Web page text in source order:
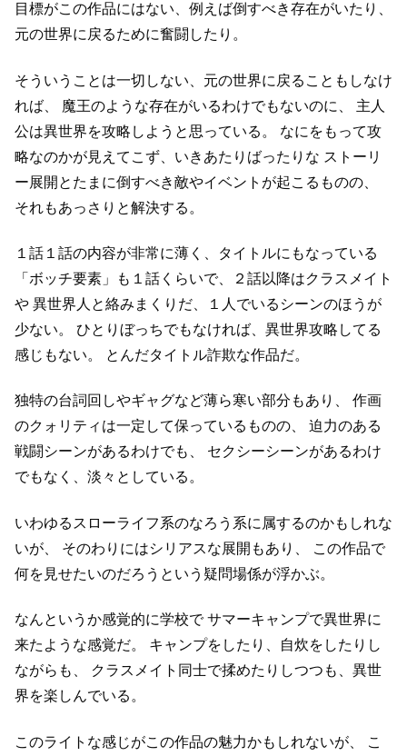
目標がこの作品にはない、例えば倒すべき存在がいたり、
元の世界に戻るために奮闘したり。
そういうことは一切しない、元の世界に戻ることもしなけ
れば、
魔王のような存在がいるわけでもないのに、
主人
公は異世界を攻略しようと思っている。
なにをもって攻
略なのかが見えてこず、いきあたりばったりな ストーリ
ー展開とたまに倒すべき敵やイベントが起こるものの、
それもあっさりと解決する。
１話１話の内容が非常に薄く、タイトルにもなっている
「ボッチ要素」も１話くらいで、２話以降はクラスメイト
や 異世界人と絡みまくりだ、１人でいるシーンのほうが
少ない。
ひとりぼっちでもなければ、異世界攻略してる
感じもない。
とんだタイトル詐欺な作品だ。
独特の台詞回しやギャグなど薄ら寒い部分もあり、
作画
のクォリティは一定して保っているものの、
迫力のある
戦闘シーンがあるわけでも、
セクシーシーンがあるわけ
でもなく、淡々としている。
いわゆるスローライフ系のなろう系に属するのかもしれな
いが、
そのわりにはシリアスな展開もあり、
この作品で
何を見せたいのだろうという疑問場係が浮かぶ。
なんというか感覚的に学校でサマーキャンプで異世界に
来たような感覚だ。
キャンプをしたり、自炊をしたりし
ながらも、
クラスメイト同士で揉めたりしつつも、異世
界を楽しんでいる。
このライトな感じがこの作品の魅力かもしれないが、
こ